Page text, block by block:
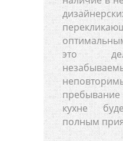
это
кухне
полным